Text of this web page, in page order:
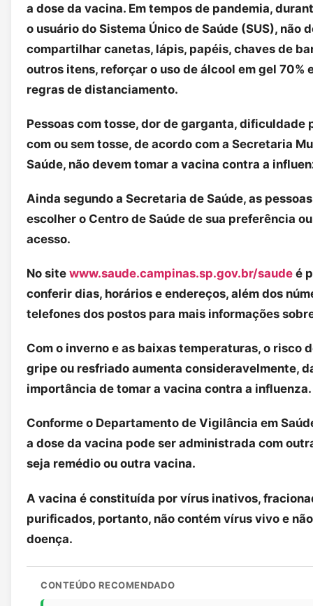
a dose da vacina. Em tempos de pandemia,
o usuário do Sistema Único de Saúde (SUS), não
compartilhar canetas, lápis, papéis, chaves de
outros itens, reforçar o uso de álcool em gel 70%
regras de distanciamento.
Pessoas com tosse, dor de garganta, dificuldade
com ou sem tosse, de acordo com a Secretaria
Saúde, não devem tomar a vacina contra a
Ainda segundo a Secretaria de Saúde, as
escolher o Centro de Saúde de sua preferência
acesso.
No site www.saude.campinas.sp.gov.br/saude é
conferir dias, horários e endereços, além dos
telefones dos postos para mais informações
Com o inverno e as baixas temperaturas, o risco
gripe ou resfriado aumenta consideravelmente,
importância de tomar a vacina contra a influenza.
Conforme o Departamento de Vigilância em
a dose da vacina pode ser administrada com
seja remédio ou outra vacina.
A vacina é constituída por vírus inativos,
purificados, portanto, não contém vírus vivo e
doença.
CONTEÚDO RECOMENDADO